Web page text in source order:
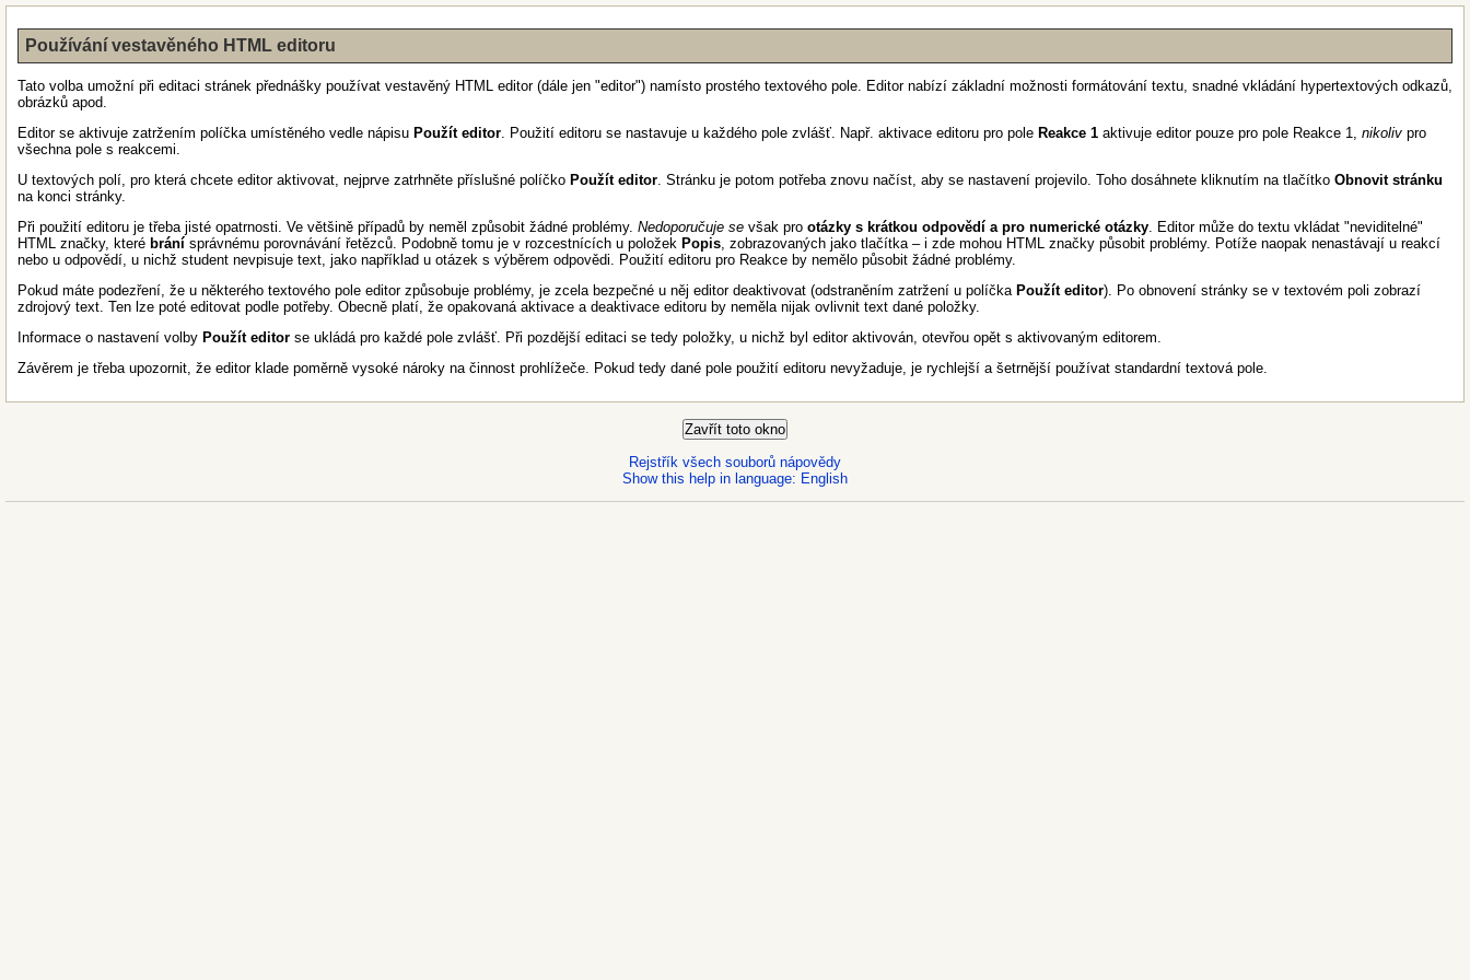
Používání vestavěného HTML editoru
Tato volba umožní při editaci stránek přednášky používat vestavěný HTML editor (dále jen "editor") namísto prostého textového pole. Editor nabízí základní možnosti formátování textu, snadné vkládání hypertextových odkazů,
obrázků apod.
Editor se aktivuje zatržením políčka umístěného vedle nápisu Použít editor. Použití editoru se nastavuje u každého pole zvlášť. Např. aktivace editoru pro pole Reakce 1 aktivuje editor pouze pro pole Reakce 1, nikoliv pro
všechna pole s reakcemi.
U textových polí, pro která chcete editor aktivovat, nejprve zatrhněte příslušné políčko Použít editor. Stránku je potom potřeba znovu načíst, aby se nastavení projevilo. Toho dosáhnete kliknutím na tlačítko Obnovit stránku
na konci stránky.
Při použití editoru je třeba jisté opatrnosti. Ve většině případů by neměl způsobit žádné problémy. Nedoporučuje se však pro otázky s krátkou odpovědí a pro numerické otázky. Editor může do textu vkládat "neviditelné"
HTML značky, které brání správnému porovnávání řetězců. Podobně tomu je v rozcestnících u položek Popis, zobrazovaných jako tlačítka – i zde mohou HTML značky působit problémy. Potíže naopak nenastávají u reakcí
nebo u odpovědí, u nichž student nevpisuje text, jako například u otázek s výběrem odpovědi. Použití editoru pro Reakce by nemělo působit žádné problémy.
Pokud máte podezření, že u některého textového pole editor způsobuje problémy, je zcela bezpečné u něj editor deaktivovat (odstraněním zatržení u políčka Použít editor). Po obnovení stránky se v textovém poli zobrazí
zdrojový text. Ten lze poté editovat podle potřeby. Obecně platí, že opakovaná aktivace a deaktivace editoru by neměla nijak ovlivnit text dané položky.
Informace o nastavení volby Použít editor se ukládá pro každé pole zvlášť. Při pozdější editaci se tedy položky, u nichž byl editor aktivován, otevřou opět s aktivovaným editorem.
Závěrem je třeba upozornit, že editor klade poměrně vysoké nároky na činnost prohlížeče. Pokud tedy dané pole použití editoru nevyžaduje, je rychlejší a šetrnější používat standardní textová pole.
Rejstřík všech souborů nápovědy
Show this help in language: English